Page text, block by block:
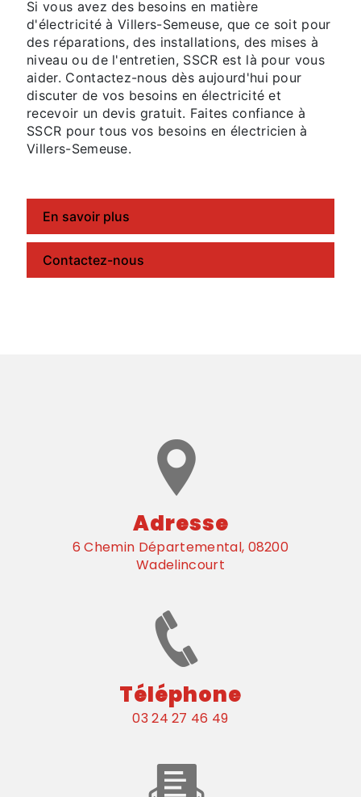
Si vous avez des besoins en matière
d'électricité à Villers-Semeuse, que ce soit pour
des réparations, des installations, des mises à
niveau ou de l'entretien, SSCR est là pour vous
aider. Contactez-nous dès aujourd'hui pour
discuter de vos besoins en électricité et
recevoir un devis gratuit. Faites confiance à
SSCR pour tous vos besoins en électricien à
Villers-Semeuse.
En savoir plus
Contactez-nous
Adresse
6 Chemin Départemental, 08200
Wadelincourt
Téléphone
03 24 27 46 49